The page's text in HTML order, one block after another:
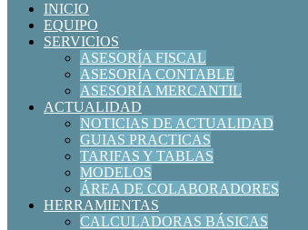
INICIO
EQUIPO
SERVICIOS
ASESORÍA FISCAL
ASESORÍA CONTABLE
ASESORÍA MERCANTIL
ACTUALIDAD
NOTICIAS DE ACTUALIDAD
GUIAS PRACTICAS
TARIFAS Y TABLAS
MODELOS
ÁREA DE COLABORADORES
HERRAMIENTAS
CALCULADORAS BÁSICAS